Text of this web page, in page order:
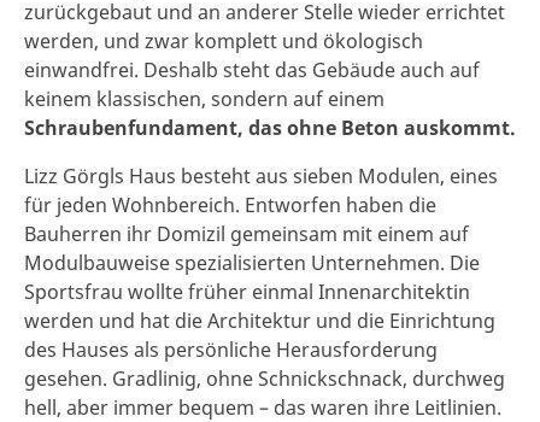
zurückgebaut und an anderer Stelle wieder errichtet
werden, und zwar komplett und ökologisch
einwandfrei. Deshalb steht das Gebäude auch auf
keinem klassischen, sondern auf einem
Schraubenfundament, das ohne Beton auskommt.
Lizz Görgls Haus besteht aus sieben Modulen, eines
für jeden Wohnbereich. Entworfen haben die
Bauherren ihr Domizil gemeinsam mit einem auf
Modulbauweise spezialisierten Unternehmen. Die
Sportsfrau wollte früher einmal Innenarchitektin
werden und hat die Architektur und die Einrichtung
des Hauses als persönliche Herausforderung
gesehen. Gradlinig, ohne Schnickschnack, durchweg
hell, aber immer bequem – das waren ihre Leitlinien.